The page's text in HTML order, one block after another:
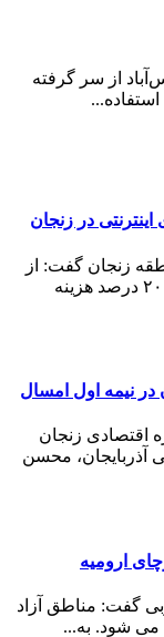
از سر گرفته
در زنجان
زنجان گفت: از
مالکان خودروهای تاکسی‌تلفنی و اینترنتی تنها ۲۰ درصد هزینه
در نیمه اول امسال
اقتصادی زنجان
آذربایجان، محسن
ارومیه
گفت: مناطق آزاد
می شود. به...